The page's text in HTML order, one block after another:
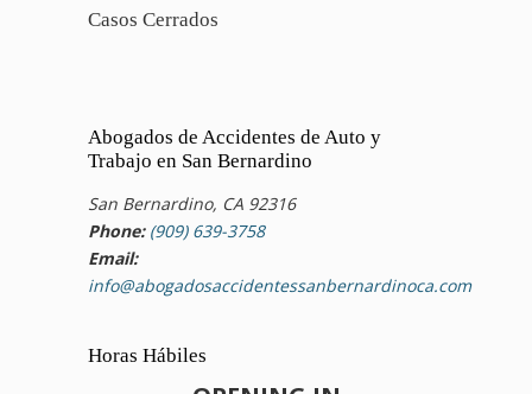
Casos Cerrados
Abogados de Accidentes de Auto y
Trabajo en San Bernardino
San Bernardino, CA 92316
Phone: (909) 639-3758
Email:
info@abogadosaccidentessanbernardinoca.com
Horas Hábiles